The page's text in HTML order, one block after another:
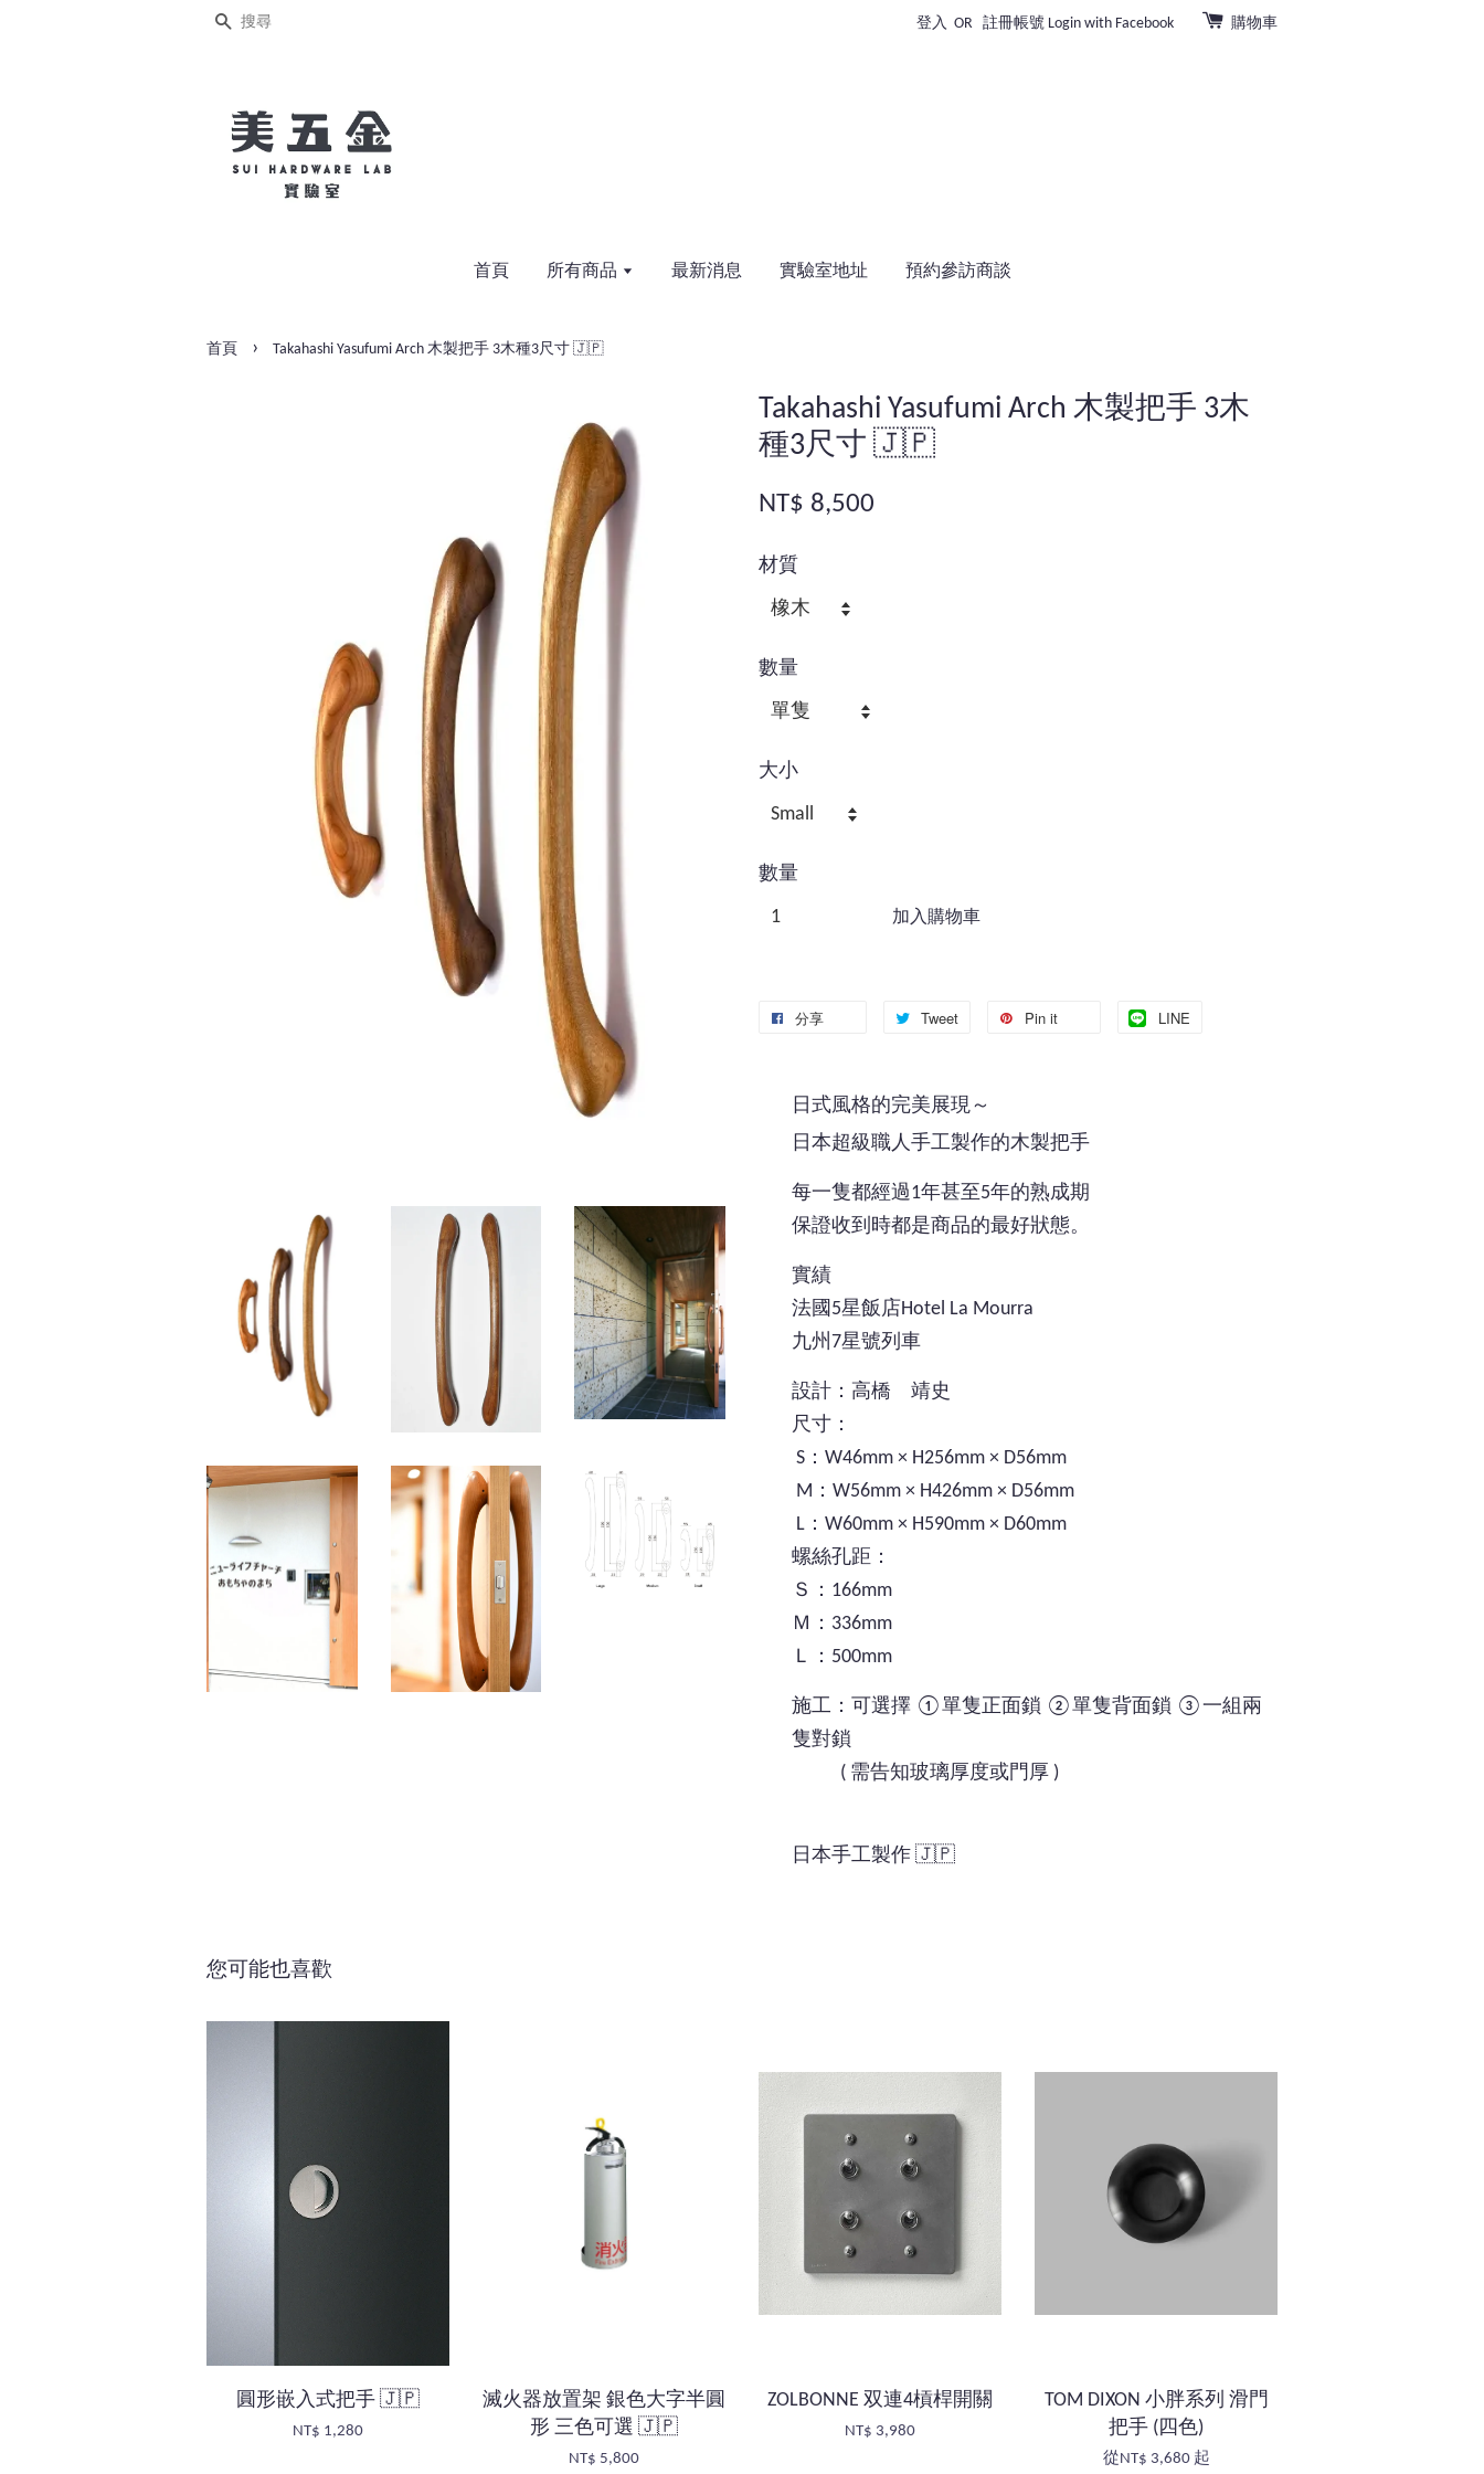
搜尋 登入 OR 註冊帳號 Login with Facebook 購物車
首頁 所有商品 最新消息 實驗室地址 預約參訪商談
首頁 › Takahashi Yasufumi Arch 木製把手 3木種3尺寸 🇯🇵
Takahashi Yasufumi Arch 木製把手 3木
種3尺寸 🇯🇵
NT$ 8,500
材質
數量
大小
數量
加入購物車
分享 Tweet Pin it LINE
日式風格的完美展現～
日本超級職人手工製作的木製把手
每一隻都經過1年甚至5年的熟成期
保證收到時都是商品的最好狀態。
實績
法國5星飯店Hotel La Mourra
九州7星號列車
設計：高橋 靖史
尺寸：
S：W46mm × H256mm × D56mm
M：W56mm × H426mm × D56mm
L：W60mm × H590mm × D60mm
螺絲孔距：
Ｓ：166mm
Ｍ：336mm
Ｌ：500mm
施工：可選擇 ①單隻正面鎖 ②單隻背面鎖 ③一組兩
隻對鎖
( 需告知玻璃厚度或門厚 )
日本手工製作 🇯🇵
您可能也喜歡
圓形嵌入式把手 🇯🇵
NT$ 1,280
滅火器放置架 銀色大字半圓
形 三色可選 🇯🇵
NT$ 5,800
ZOLBONNE 双連4槓桿開關
NT$ 3,980
TOM DIXON 小胖系列 滑門
把手 (四色)
從NT$ 3,680 起